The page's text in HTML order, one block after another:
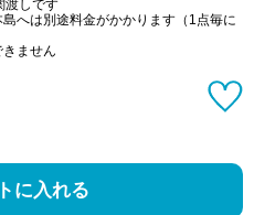
渡しです
へは別途料金がかかります（1点毎に
ません
に入れる